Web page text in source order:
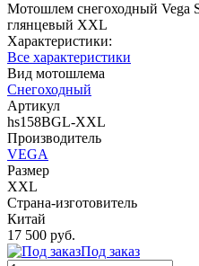
Мотошлем снегоходный Vega
глянцевый XXL
Характеристики:
Все характеристики
Вид мотошлема
Снегоходный
Артикул
hs158BGL-XXL
Производитель
VEGA
Размер
XXL
Страна-изготовитель
Китай
17 500 руб.
Под заказ